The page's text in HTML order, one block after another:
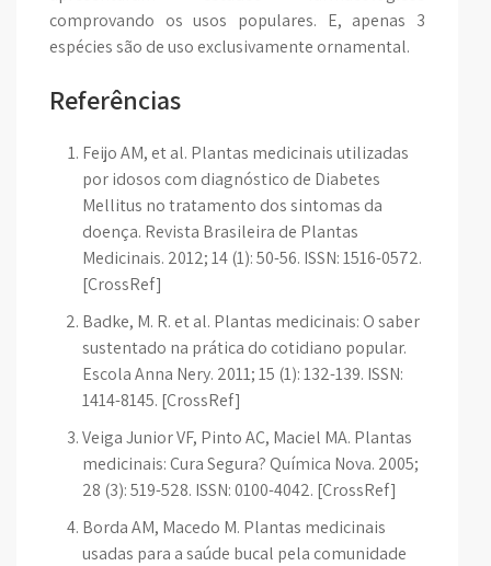
comprovando os usos populares. E, apenas 3
espécies são de uso exclusivamente ornamental.
Referências
Feijo AM, et al. Plantas medicinais utilizadas
por idosos com diagnóstico de Diabetes
Mellitus no tratamento dos sintomas da
doença. Revista Brasileira de Plantas
Medicinais. 2012; 14 (1): 50-56. ISSN: 1516-0572.
[CrossRef]
Badke, M. R. et al. Plantas medicinais: O saber
sustentado na prática do cotidiano popular.
Escola Anna Nery. 2011; 15 (1): 132-139. ISSN:
1414-8145. [CrossRef]
Veiga Junior VF, Pinto AC, Maciel MA. Plantas
medicinais: Cura Segura? Química Nova. 2005;
28 (3): 519-528. ISSN: 0100-4042. [CrossRef]
Borda AM, Macedo M. Plantas medicinais
usadas para a saúde bucal pela comunidade